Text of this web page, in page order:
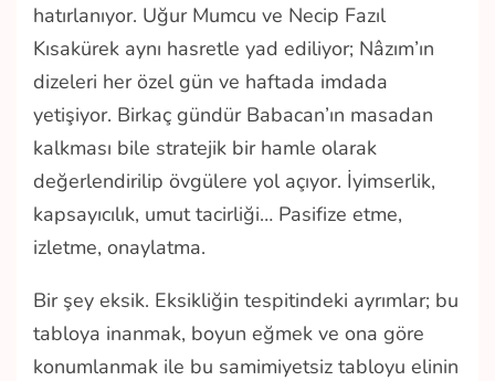
hatırlanıyor. Uğur Mumcu ve Necip Fazıl
Kısakürek aynı hasretle yad ediliyor; Nâzım’ın
dizeleri her özel gün ve haftada imdada
yetişiyor. Birkaç gündür Babacan’ın masadan
kalkması bile stratejik bir hamle olarak
değerlendirilip övgülere yol açıyor. İyimserlik,
kapsayıcılık, umut tacirliği… Pasifize etme,
izletme, onaylatma.
Bir şey eksik. Eksikliğin tespitindeki ayrımlar; bu
tabloya inanmak, boyun eğmek ve ona göre
konumlanmak ile bu samimiyetsiz tabloyu elinin